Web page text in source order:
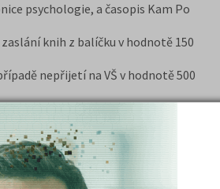
psychologie, a časopis Kam Po
knih z balíčku v hodnotě 150
nepřijetí na VŠ v hodnotě 500
na psychologii“
psychologie“
na písemnou i ústní část